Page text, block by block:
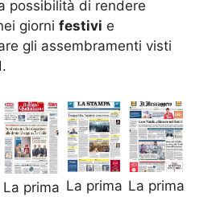
possibilità di rendere
giorni festivi e
gli assembramenti visti
La prima La prima La prima